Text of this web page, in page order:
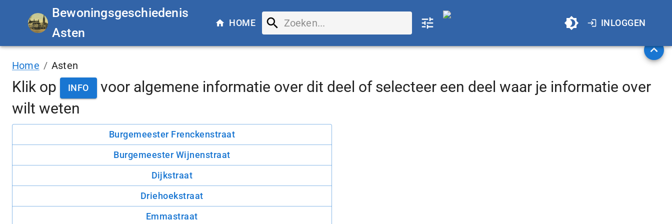
Bewoningsgeschiedenis
Asten
HOME INLOGGEN
Home / Asten
Klik op INFO voor algemene informatie over dit deel of selecteer een deel waar je informatie over
wilt weten
Burgemeester Frenckenstraat
Burgemeester Wijnenstraat
Dijkstraat
Driehoekstraat
Emmastraat